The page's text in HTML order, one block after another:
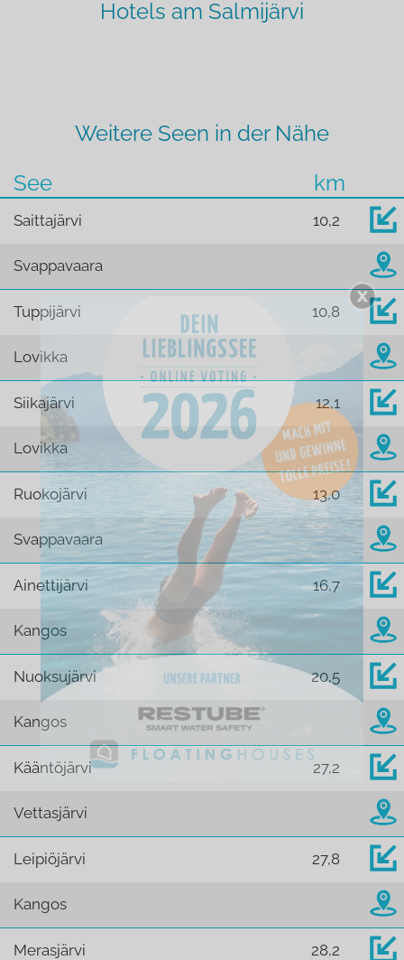
Hotels am Salmijärvi
Weitere Seen in der Nähe
See
km
Saittajärvi 10,2
Svappavaara
Tuppijärvi 10,8
Lovikka
Siikajärvi 12,1
Lovikka
Ruokojärvi 13,0
Svappavaara
Ainettijärvi 16,7
Kangos
Nuoksujärvi 20,5
Kangos
Kääntöjärvi 27,2
Vettasjärvi
Leipiöjärvi 27,8
Kangos
Merasjärvi 28,2